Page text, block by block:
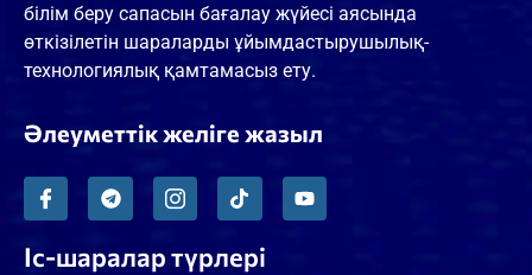
білім беру сапасын бағалау жүйесі аясында
өткізілетін шараларды ұйымдастырушылық-
технологиялық қамтамасыз ету.
Әлеуметтік желіге жазыл
Іс-шаралар түрлері